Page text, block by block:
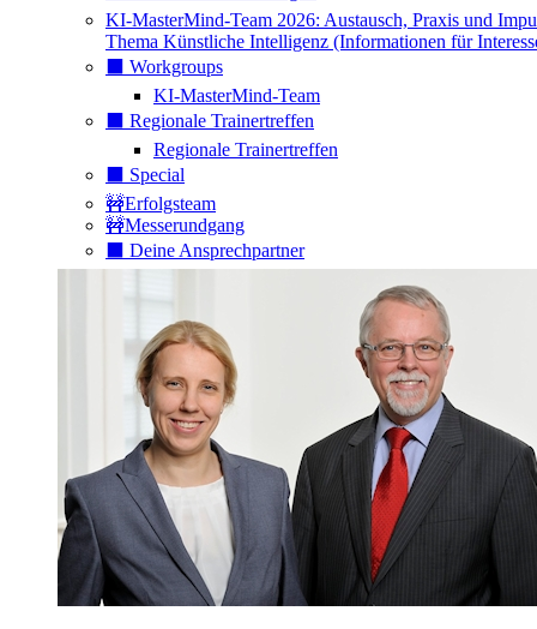
KI-MasterMind-Team 2026: Austausch, Praxis und
Thema Künstliche Intelligenz (Informationen für
⬛️ Workgroups
KI-MasterMind-Team
⬛️ Regionale Trainertreffen
Regionale Trainertreffen
⬛️ Special
🚧Erfolgsteam
🚧Messerundgang
⬛️ Deine Ansprechpartner